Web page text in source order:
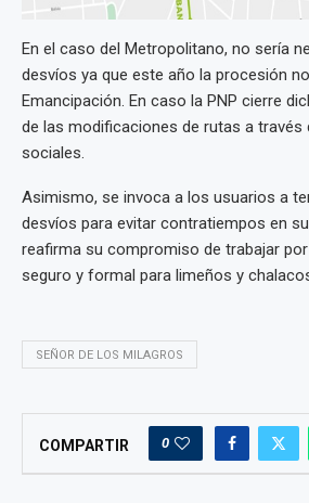
En el caso del Metropolitano, no sería
desvíos ya que este año la procesión
Emancipación. En caso la PNP cierre
de las modificaciones de rutas a través
sociales.
Asimismo, se invoca a los usuarios a
desvíos para evitar contratiempos en
reafirma su compromiso de trabajar
seguro y formal para limeños y
SEÑOR DE LOS MILAGROS
COMPARTIR 0